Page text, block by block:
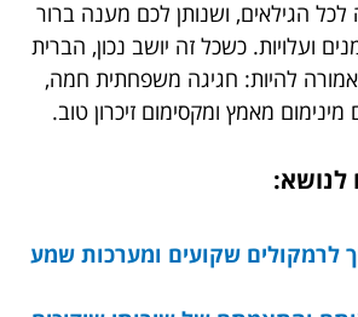
הגילאים, ושנותן לכם מענה ברור
ועלויות. כשכל זה יושב נכון, הברית
להיות: חגיגה משפחתית חמה,
מאמץ ומקסימום זיכרון טוב.
לנושא:
לרמקולים שקועים ומערכות שמע